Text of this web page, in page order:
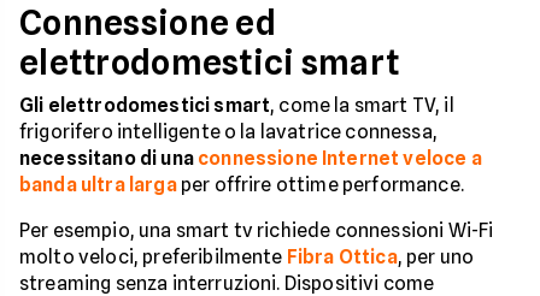
Connessione ed
elettrodomestici smart
Gli elettrodomestici smart, come la smart TV, il
frigorifero intelligente o la lavatrice connessa,
necessitano di una connessione Internet veloce a
banda ultra largaper offrire ottime performance.
Per esempio, una smart tv richiede connessioni Wi-Fi
molto veloci, preferibilmente Fibra Ottica, per uno
streaming senza interruzioni. Dispositivi come